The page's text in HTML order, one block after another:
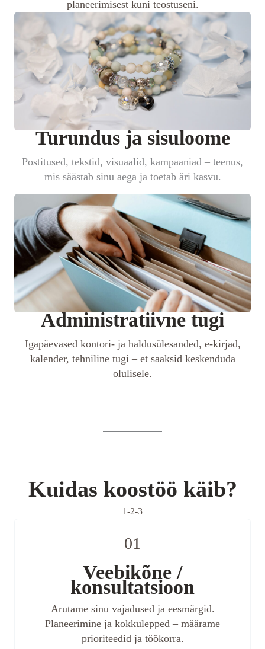
planeerimisest kuni teostuseni.
Turundus ja sisuloome
Postitused, tekstid, visuaalid, kampaaniad – teenus,
mis säästab sinu aega ja toetab äri kasvu.
Administratiivne tugi
Igapäevased kontori- ja haldusülesanded, e-kirjad,
kalender, tehniline tugi – et saaksid keskenduda
olulisele.
Kuidas koostöö käib?
1-2-3
01
Veebikõne /
konsultatsioon
Arutame sinu vajadused ja eesmärgid.
Planeerimine ja kokkulepped – määrame
prioriteedid ja töökorra.